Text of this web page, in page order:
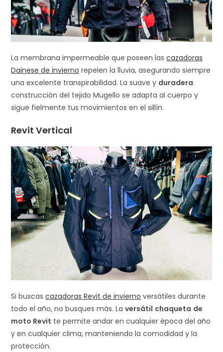
La membrana impermeable que poseen lascazadoras
Dainese de invierno repelen la lluvia, asegurando siempre
una excelente transpirabilidad. La suave y duradera
construcción del tejido Mugello se adapta al cuerpo y
sigue fielmente tus movimientos en el sillín.
Revit Vertical
Si buscascazadoras Revit de invierno versátiles durante
todo el año, no busques más. Laversátil chaqueta de
moto Revit te permite andar en cualquier época del año
y en cualquier clima, manteniendo la comodidad y la
protección.